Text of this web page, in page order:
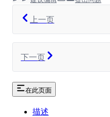
上一页
下一页
在此页面
描述